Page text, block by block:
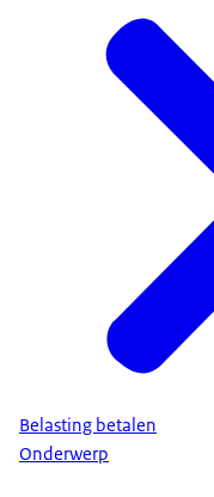
Belasting betalen
Onderwerp